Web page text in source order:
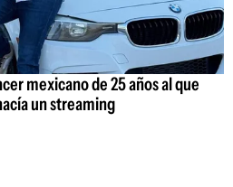
mexicano de 25 años al que
un streaming